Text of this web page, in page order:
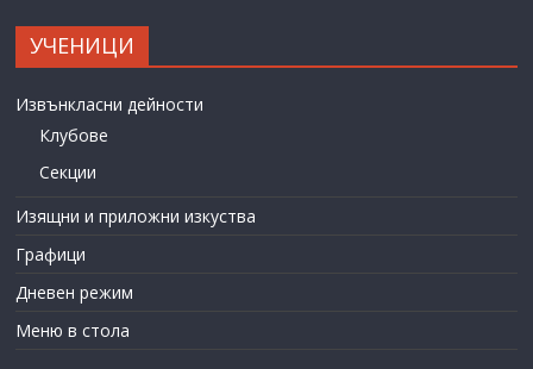
УЧЕНИЦИ
Извънкласни дейности
Клубове
Секции
Изящни и приложни изкуства
Графици
Дневен режим
Меню в стола